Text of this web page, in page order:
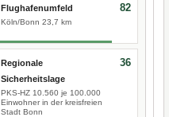
Flughafenumfeld
Köln/Bonn 23,7 km
82
Regionale
Sicherheitslage
PKS-HZ 10.560 je 100.000
Einwohner in der kreisfreien
Stadt Bonn
36